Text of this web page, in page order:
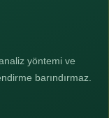
yöntemi ve
barındırmaz.